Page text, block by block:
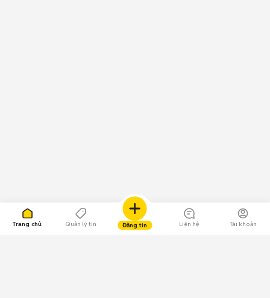
Trang chủ Quản lý tin Đăng tin Liên hệ Tài khoản